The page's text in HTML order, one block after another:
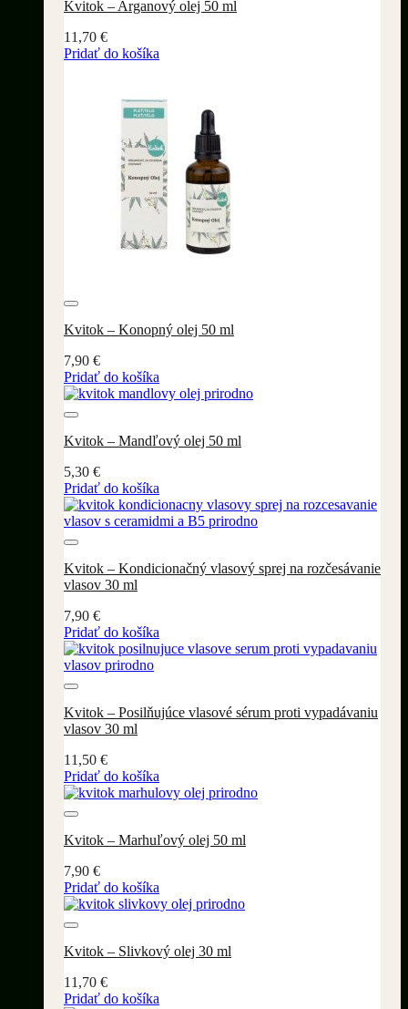
Kvitok – Arganový olej 50 ml
11,70 €
Pridať do košíka
Kvitok – Konopný olej 50 ml
7,90 €
Pridať do košíka
Kvitok – Mandľový olej 50 ml
5,30 €
Pridať do košíka
Kvitok – Kondicionačný vlasový sprej na rozčesávanie
vlasov 30 ml
7,90 €
Pridať do košíka
Kvitok – Posilňujúce vlasové sérum proti vypadávaniu
vlasov 30 ml
11,50 €
Pridať do košíka
Kvitok – Marhuľový olej 50 ml
7,90 €
Pridať do košíka
Kvitok – Slivkový olej 30 ml
11,70 €
Pridať do košíka